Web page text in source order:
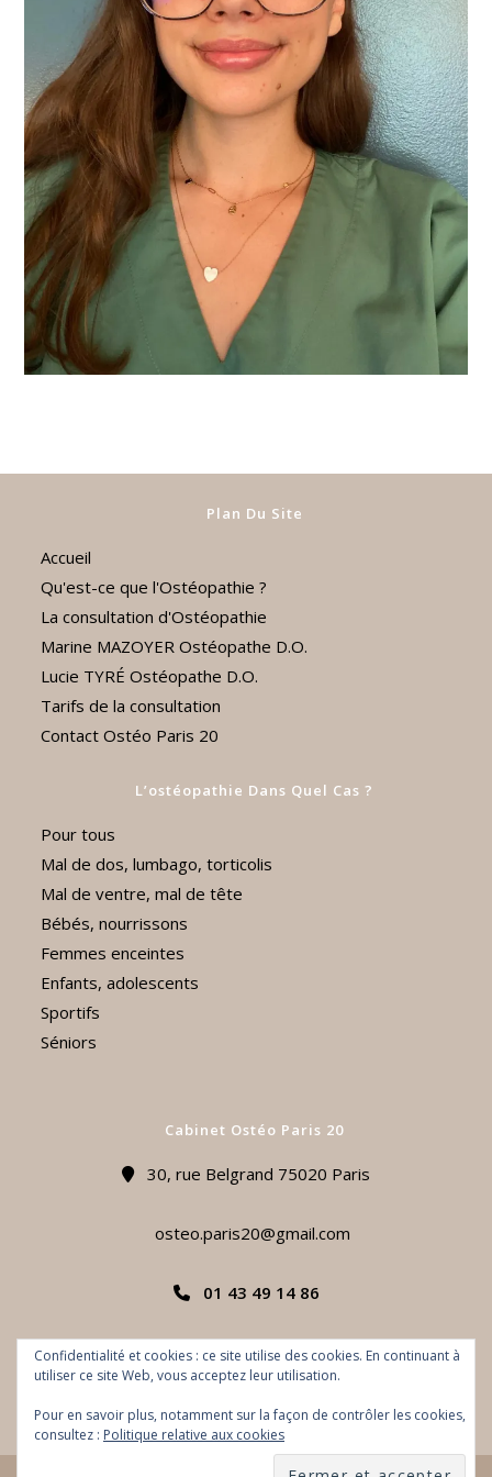
Plan Du Site
Accueil
Qu'est-ce que l'Ostéopathie ?
La consultation d'Ostéopathie
Marine MAZOYER Ostéopathe D.O.
Lucie TYRÉ Ostéopathe D.O.
Tarifs de la consultation
Contact Ostéo Paris 20
L’ostéopathie Dans Quel Cas ?
Pour tous
Mal de dos, lumbago, torticolis
Mal de ventre, mal de tête
Bébés, nourrissons
Femmes enceintes
Enfants, adolescents
Sportifs
Séniors
Cabinet Ostéo Paris 20
30, rue Belgrand 75020 Paris
osteo.paris20@gmail.com
01 43 49 14 86
Prendre RDV
Confidentialité et cookies : ce site utilise des cookies. En continuant à
utiliser ce site Web, vous acceptez leur utilisation.
Pour en savoir plus, notamment sur la façon de contrôler les cookies,
consultez : Politique relative aux cookies